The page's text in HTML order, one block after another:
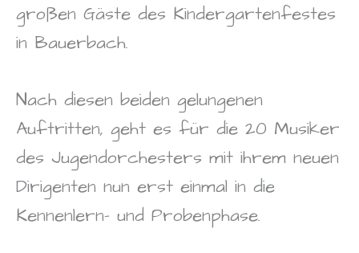
großen Gäste des Kindergartenfestes
in Bauerbach.
Nach diesen beiden gelungenen
Auftritten, geht es für die 20 Musiker
des Jugendorchesters mit ihrem neuen
Dirigenten nun erst einmal in die
Kennenlern- und Probenphase.